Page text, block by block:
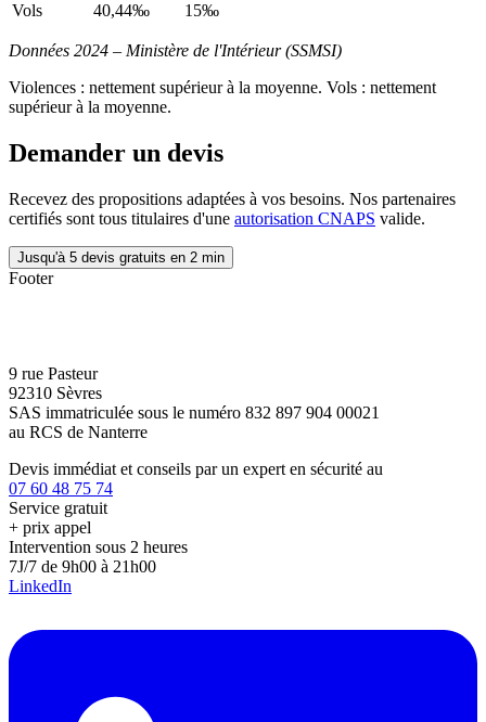
Vols
40,44‰ 15‰
Données 2024 – Ministère de l'Intérieur (SSMSI)
Violences : nettement supérieur à la moyenne. Vols : nettement
supérieur à la moyenne.
Demander un devis
Recevez des propositions adaptées à vos besoins. Nos partenaires
certifiés sont tous titulaires d'une autorisation CNAPS valide.
Jusqu'à 5 devis gratuits en 2 min
Footer
9 rue Pasteur
92310 Sèvres
SAS immatriculée sous le numéro 832 897 904 00021
au RCS de Nanterre
Devis immédiat et conseils par un expert en sécurité au
07 60 48 75 74
Service gratuit
+ prix appel
Intervention sous 2 heures
7J/7 de 9h00 à 21h00
LinkedIn